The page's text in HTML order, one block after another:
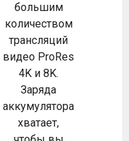
большим
количеством
трансляций
видео ProRes
4K и 8K.
Заряда
аккумулятора
хватает,